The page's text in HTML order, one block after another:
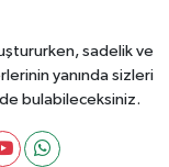
sadelik ve
yanında sizleri
bulabileceksiniz.